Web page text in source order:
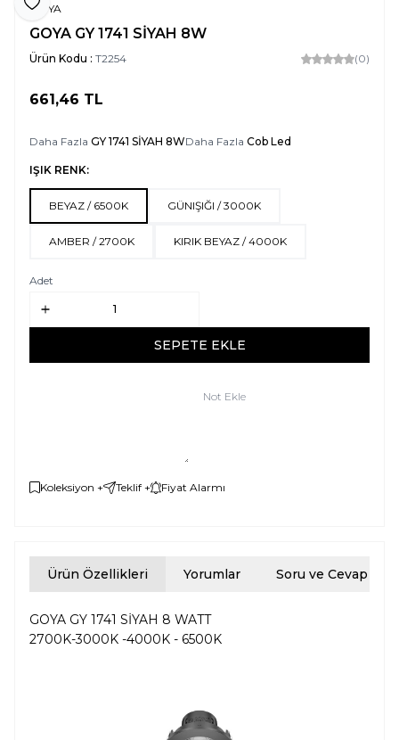
Favoriye Ekle
GOYA
GOYA GY 1741 SİYAH 8W
Ürün Kodu : T2254 (0)
661,46 TL
Daha Fazla GY 1741 SİYAH 8WDaha Fazla Cob Led
IŞIK RENK:
BEYAZ / 6500K GÜNIŞIĞI / 3000K
AMBER / 2700K KIRIK BEYAZ / 4000K
Adet
SEPETE EKLE
Not Ekle
Koleksiyon + Teklif + Fiyat Alarmı
Ürün Özellikleri Yorumlar Soru ve Cevap
GOYA GY 1741 SİYAH 8 WATT
2700K-3000K -4000K - 6500K